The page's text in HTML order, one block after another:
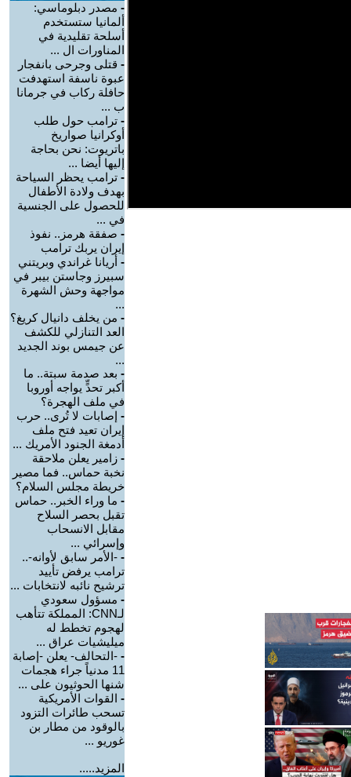
- مصدر دبلوماسي:
ألمانيا ستستخدم
أسلحة تقليدية في
المناورات ال ...
- قتلى وجرحى بانفجار
عبوة ناسفة استهدفت
حافلة ركاب في جرمانا
ب ...
- ترامب حول طلب
أوكرانيا صواريخ
باتريوت: نحن بحاجة
إليها أيضا ...
- ترامب يحظر السياحة
بهدف ولادة الأطفال
للحصول على الجنسية
في ...
- صفقة هرمز.. نفوذ
إيران يربك ترامب
- أريانا غراندي وبريتني
سبيرز وجاستن بيبر في
مواجهة وحش الشهرة
...
- من يخلف دانيال كريغ؟
العد التنازلي للكشف
عن جيمس بوند الجديد
...
- بعد صدمة سبتة.. ما
أكبر تحدٍّ يواجه أوروبا
في ملف الهجرة؟
- إصابات لا تُرى.. حرب
إيران تعيد فتح ملف
أدمغة الجنود الأمريك ...
- زامير يعلن ملاحقة
نخبة حماس.. فما مصير
خريطة مجلس السلام؟
- ما وراء الخبر.. حماس
تقبل بحصر السلاح
مقابل الانسحاب
وإسرائي ...
- -الأمر سابق لأوانه-..
ترامب يرفض تأييد
ترشيح نائبه لانتخابات ...
- مسؤول سعودي
لـCNN: المملكة تتأهب
لهجوم تخطط له
ميليشيات عراق ...
- -التحالف- يعلن -إصابة
11 مدنياً جراء هجمات
شنها الحوثيون على ...
- القوات الأمريكية
تسحب طائرات التزود
بالوقود من مطار بن
غوريو ...
المزيد.....